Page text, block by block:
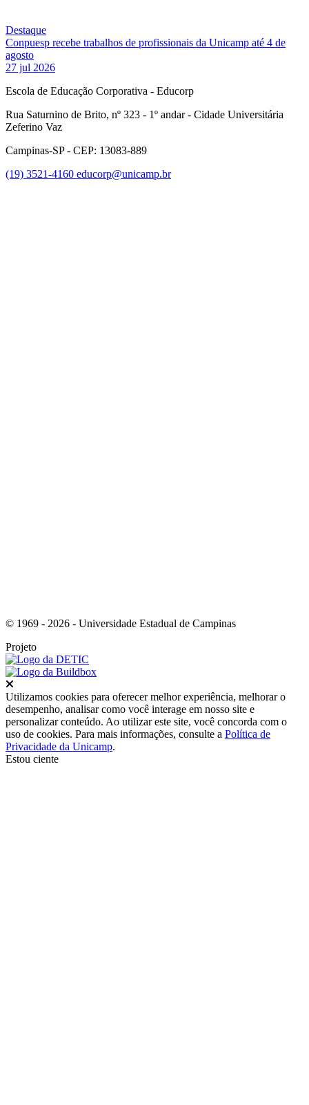
Destaque
Conpuesp recebe trabalhos de profissionais da Unicamp até 4 de
agosto
27 jul 2026
Escola de Educação Corporativa - Educorp
Rua Saturnino de Brito, nº 323 - 1º andar - Cidade Universitária
Zeferino Vaz
Campinas-SP - CEP: 13083-889
(19) 3521-4160 educorp@unicamp.br
© 1969 - 2026 - Universidade Estadual de Campinas
Projeto
Utilizamos cookies para oferecer melhor experiência, melhorar o
desempenho, analisar como você interage em nosso site e
personalizar conteúdo. Ao utilizar este site, você concorda com o
uso de cookies. Para mais informações, consulte a Política de
Privacidade da Unicamp.
Estou ciente